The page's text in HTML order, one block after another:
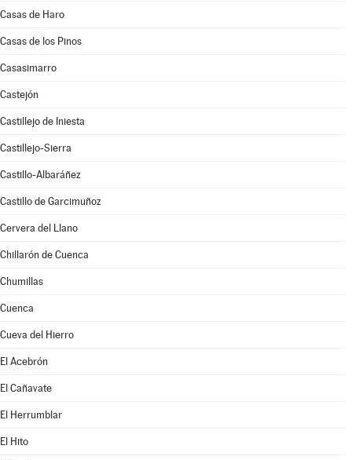
Casas de Haro
Casas de los Pinos
Casasimarro
Castejón
Castillejo de Iniesta
Castillejo-Sierra
Castillo-Albaráñez
Castillo de Garcimuñoz
Cervera del Llano
Chillarón de Cuenca
Chumillas
Cuenca
Cueva del Hierro
El Acebrón
El Cañavate
El Herrumblar
El Hito